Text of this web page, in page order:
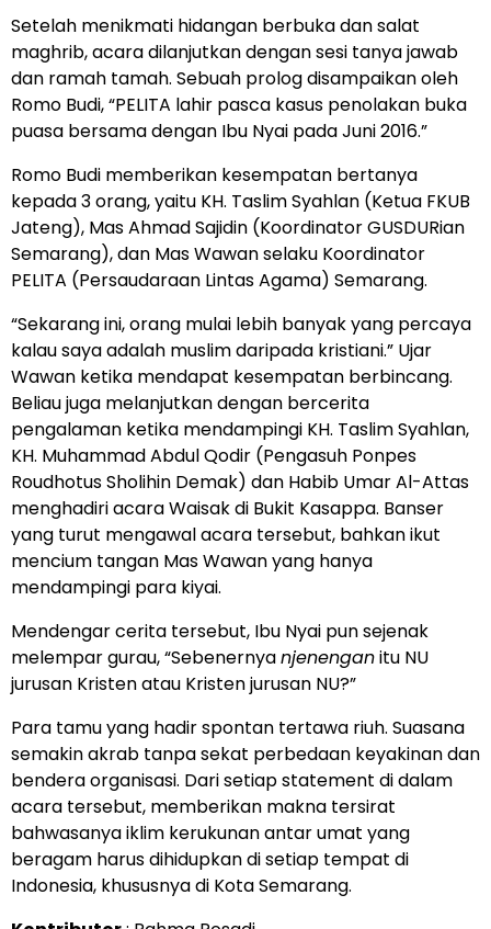
Setelah menikmati hidangan berbuka dan salat
maghrib, acara dilanjutkan dengan sesi tanya jawab
dan ramah tamah. Sebuah prolog disampaikan oleh
Romo Budi, “PELITA lahir pasca kasus penolakan buka
puasa bersama dengan Ibu Nyai pada Juni 2016.”
Romo Budi memberikan kesempatan bertanya
kepada 3 orang, yaitu KH. Taslim Syahlan (Ketua FKUB
Jateng), Mas Ahmad Sajidin (Koordinator GUSDURian
Semarang), dan Mas Wawan selaku Koordinator
PELITA (Persaudaraan Lintas Agama) Semarang.
“Sekarang ini, orang mulai lebih banyak yang percaya
kalau saya adalah muslim daripada kristiani.” Ujar
Wawan ketika mendapat kesempatan berbincang.
Beliau juga melanjutkan dengan bercerita
pengalaman ketika mendampingi KH. Taslim Syahlan,
KH. Muhammad Abdul Qodir (Pengasuh Ponpes
Roudhotus Sholihin Demak) dan Habib Umar Al-Attas
menghadiri acara Waisak di Bukit Kasappa. Banser
yang turut mengawal acara tersebut, bahkan ikut
mencium tangan Mas Wawan yang hanya
mendampingi para kiyai.
Mendengar cerita tersebut, Ibu Nyai pun sejenak
melempar gurau, “Sebenernyanjenenganitu NU
jurusan Kristen atau Kristen jurusan NU?”
Para tamu yang hadir spontan tertawa riuh. Suasana
semakin akrab tanpa sekat perbedaan keyakinan dan
bendera organisasi. Dari setiap statement di dalam
acara tersebut, memberikan makna tersirat
bahwasanya iklim kerukunan antar umat yang
beragam harus dihidupkan di setiap tempat di
Indonesia, khususnya di Kota Semarang.